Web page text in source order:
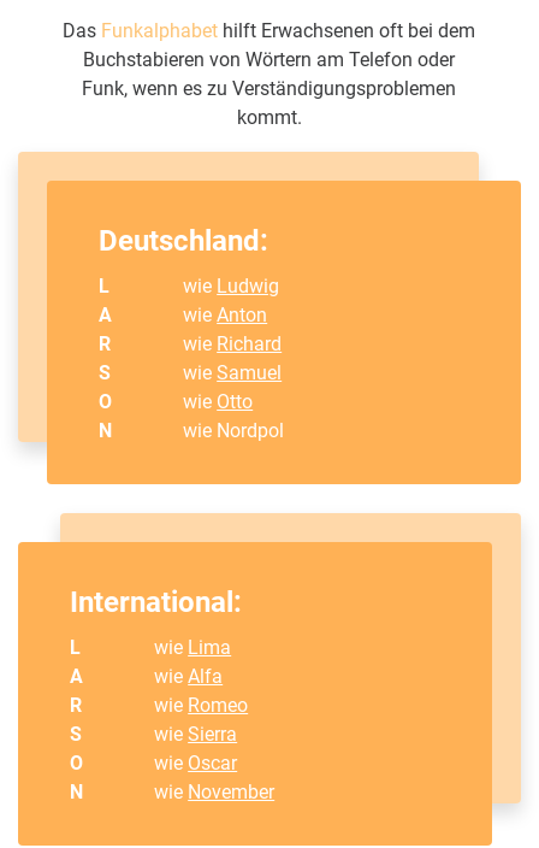
Das Funkalphabet hilft Erwachsenen oft bei dem
Buchstabieren von Wörtern am Telefon oder
Funk, wenn es zu Verständigungsproblemen
kommt.
Deutschland:
L wie Ludwig
A
wieAnton
R
wie Richard
S
wieSamuel
O
wie Otto
N
wie Nordpol
International:
L wie Lima
A
wieAlfa
R
wie Romeo
S
wieSierra
O
wie Oscar
N
wie November